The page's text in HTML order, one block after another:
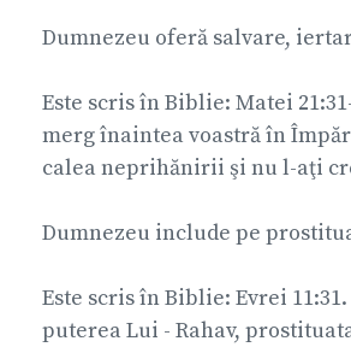
Dumnezeu oferă salvare,
Este scris în Biblie: Matei
merg înaintea voastră în
calea neprihănirii şi nu l-aţi
Dumnezeu include pe
Este scris în Biblie: Evrei
puterea Lui - Rahav,